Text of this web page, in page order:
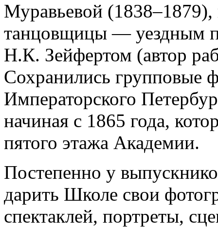
Муравьевой
танцовщицы — уездным
Н.К. Зейфертом (автор
Сохранились групповые
Императорского
начиная с 1865 года,
пятого этажа Академии.
Постепенно у
дарить Школе свои
спектаклей, портреты,